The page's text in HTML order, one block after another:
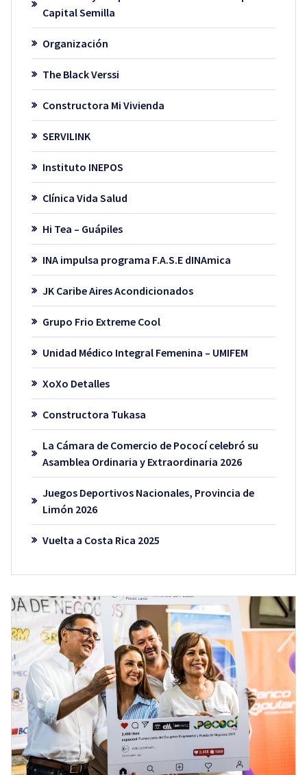
Capital Semilla
Organización
The Black Verssi
Constructora Mi Vivienda
SERVILINK
Instituto INEPOS
Clínica Vida Salud
Hi Tea – Guápiles
INA impulsa programa F.A.S.E dINAmica
JK Caribe Aires Acondicionados
Grupo Frio Extreme Cool
Unidad Médico Integral Femenina – UMIFEM
XoXo Detalles
Constructora Tukasa
La Cámara de Comercio de Pococí celebró su
Asamblea Ordinaria y Extraordinaria 2026
Juegos Deportivos Nacionales, Provincia de
Limón 2026
Vuelta a Costa Rica 2025